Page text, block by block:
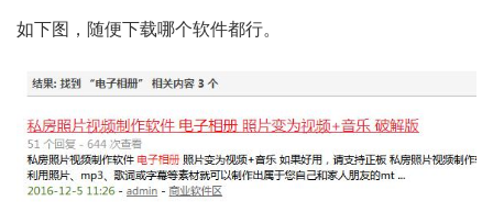
如下图，随便下载哪个软件都行。